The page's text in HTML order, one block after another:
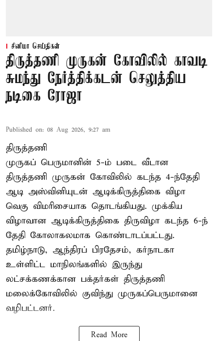
சினிமா செய்திகள்
திருத்தணி முருகன் கோவிலில் காவடி
சுமந்து நேர்த்திக்கடன் செலுத்திய
நடிகை ரோஜா
Published on: 08 Aug 2026, 9:27 am
திருத்தணி
முருகப் பெருமானின் 5-ம் படை வீடான
திருத்தணி முருகன் கோவிலில் கடந்த 4-ந்தேதி
ஆடி அஸ்வினியுடன் ஆடிக்கிருத்திகை விழா
வெகு விமரிசையாக தொடங்கியது. முக்கிய
விழாவான ஆடிக்கிருத்திகை திருவிழா கடந்த 6-ந்
தேதி கோலாகலமாக கொண்டாடப்பட்டது.
தமிழ்நாடு, ஆந்திரப் பிரதேசம், கர்நாடகா
உள்ளிட்ட மாநிலங்களில் இருந்து
லட்சக்கணக்கான பக்தர்கள் திருத்தணி
மலைக்கோவிலில் குவிந்து முருகப்பெருமானை
வழிபட்டனர்.
Read More